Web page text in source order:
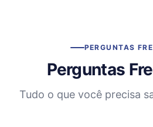
PERGUNTAS
Perguntas
Tudo o que você precisa